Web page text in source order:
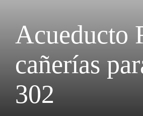
Acueducto
cañerías
302